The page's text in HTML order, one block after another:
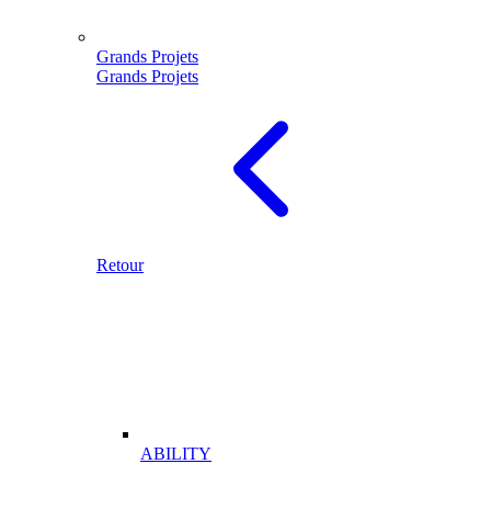
Grands Projets
Grands Projets
Retour
ABILITY